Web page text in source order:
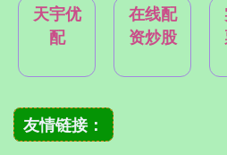
天宇优
配
在线配
资炒股
友情链接：